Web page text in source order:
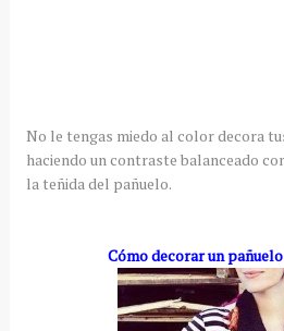
No le tengas miedo al color decora
haciendo un contraste balanceado
la teñida del pañuelo.
Cómo decorar un